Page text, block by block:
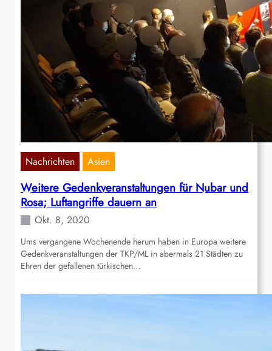
Nachrichten Asien
Weitere Gedenkveranstaltungen für Nubar und
Rosa; Luftangriffe dauern an
Okt. 8, 2020
Ums vergangene Wochenende herum haben in Europa weitere
Gedenkveranstaltungen der TKP/ML in abermals 21 Städten zu
Ehren der gefallenen türkischen…